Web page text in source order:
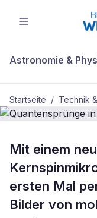
Astronomie &
Startseite / Technik
BDW Plus TECHNIK
Mit einem
ersten Mal
Bilder von